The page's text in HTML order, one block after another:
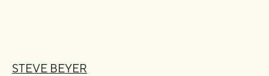
STEVE BEYER